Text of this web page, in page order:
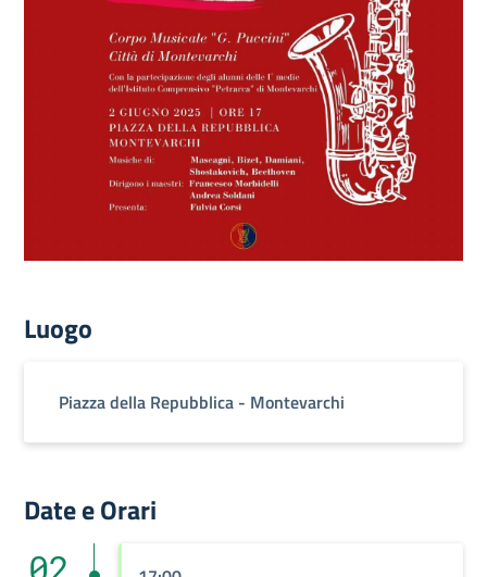
Luogo
Piazza della Repubblica - Montevarchi
Date e Orari